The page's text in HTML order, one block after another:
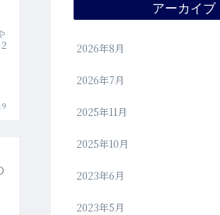
アーカイブ
2026年8月
2026年7月
2025年11月
2025年10月
2023年6月
2023年5月